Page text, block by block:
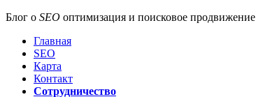
Блог о SEO оптимизация и поисковое продвижение
Главная
SEO
Карта
Контакт
Сотрудничество